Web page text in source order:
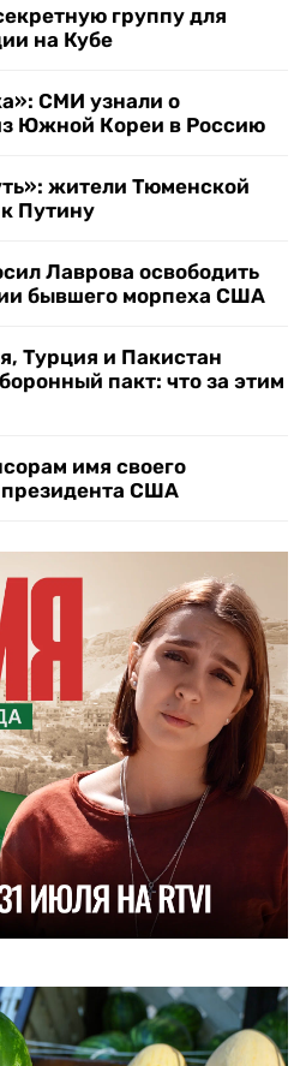
группу для
на Кубе
СМИ узнали о
Южной Кореи в Россию
жители Тюменской
Путину
Лаврова освободить
бывшего морпеха США
Турция и Пакистан
пакт: что за этим
имя своего
президента США